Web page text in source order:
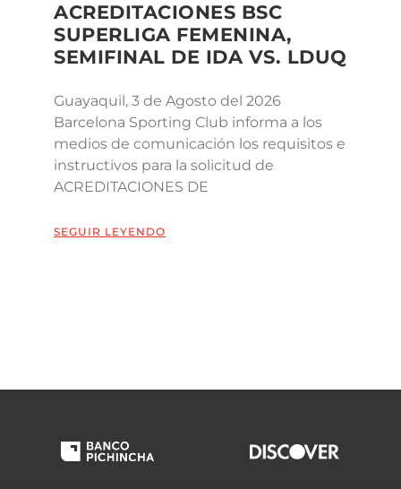
ACREDITACIONES BSC
SUPERLIGA FEMENINA,
SEMIFINAL DE IDA VS. LDUQ
Guayaquil, 3 de Agosto del 2026
Barcelona Sporting Club informa a los
medios de comunicación los requisitos e
instructivos para la solicitud de
ACREDITACIONES DE
SEGUIR LEYENDO